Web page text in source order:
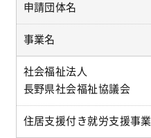
申請団体名
事業名
社会福祉法人
長野県社会福祉協議会
住居支援付き就労支援事業